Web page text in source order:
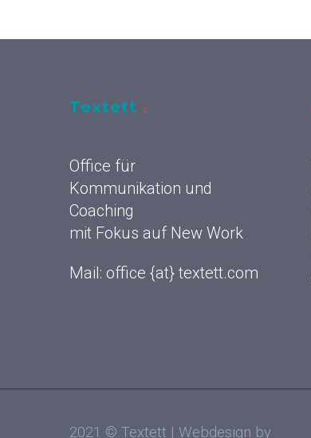
Textett
Office für
Kommunikation und
Coaching
mit Fokus auf New Work
Mail: office {at} textett.com
2021 © Textett | Webdesign by